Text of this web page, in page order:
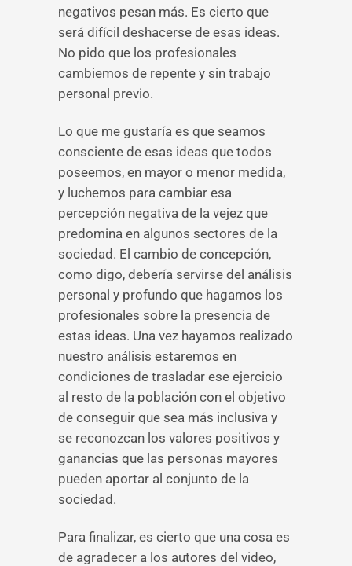
negativos pesan más. Es cierto que
será difícil deshacerse de esas ideas.
No pido que los profesionales
cambiemos de repente y sin trabajo
personal previo.
Lo que me gustaría es que seamos
consciente de esas ideas que todos
poseemos, en mayor o menor medida,
y luchemos para cambiar esa
percepción negativa de la vejez que
predomina en algunos sectores de la
sociedad. El cambio de concepción,
como digo, debería servirse del análisis
personal y profundo que hagamos los
profesionales sobre la presencia de
estas ideas. Una vez hayamos realizado
nuestro análisis estaremos en
condiciones de trasladar ese ejercicio
al resto de la población con el objetivo
de conseguir que sea más inclusiva y
se reconozcan los valores positivos y
ganancias que las personas mayores
pueden aportar al conjunto de la
sociedad.
Para finalizar, es cierto que una cosa es
de agradecer a los autores del video,